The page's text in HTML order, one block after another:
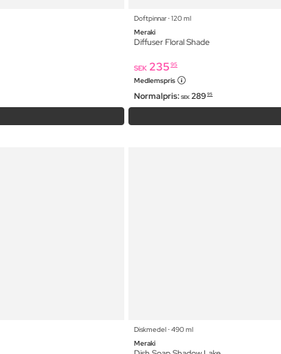
Doftpinnar ⋅ 120 ml
Meraki
Diffuser Floral Shade
SEK 235 95
Medlemspris
Normalpris: SEK 289 95
Diskmedel ⋅ 490 ml
Meraki